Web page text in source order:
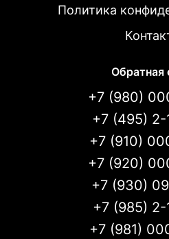
Политика
Обратная
+7 (980)
+7 (495) 2-
+7 (910)
+7 (920)
+7 (930)
+7 (985) 2-
+7 (981)